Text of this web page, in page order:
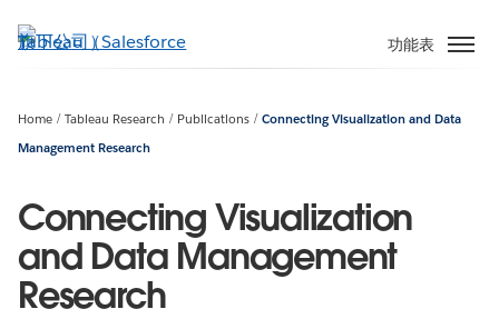
至
功能表
Home Tableau Research Publications
Connecting Visualization and Data
Management Research
Connecting Visualization
and Data Management
Research